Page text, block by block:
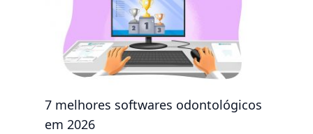
7 melhores softwares odontológicos
em 2026